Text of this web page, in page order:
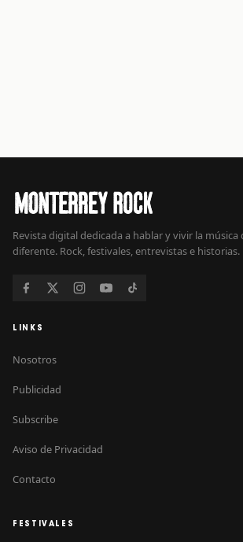
Revista digital dedicada a hablar y vivir la música
diferente. Rock, festivales, entrevistas e historias.
LINKS
Nosotros
Publicidad
Subscribe
Aviso de Privacidad
Contacto
FESTIVALES